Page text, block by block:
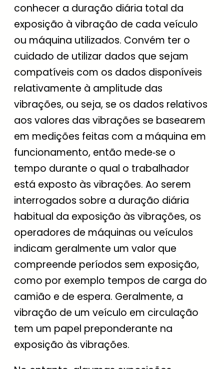
conhecer a duração diária total da
exposição à vibração de cada veículo
ou máquina utilizados. Convém ter o
cuidado de utilizar dados que sejam
compatíveis com os dados disponíveis
relativamente à amplitude das
vibrações, ou seja, se os dados relativos
aos valores das vibrações se basearem
em medições feitas com a máquina em
funcionamento, então mede‑se o
tempo durante o qual o trabalhador
está exposto às vibrações. Ao serem
interrogados sobre a duração diária
habitual da exposição às vibrações, os
operadores de máquinas ou veículos
indicam geralmente um valor que
compreende períodos sem exposição,
como por exemplo tempos de carga do
camião e de espera. Geralmente, a
vibração de um veículo em circulação
tem um papel preponderante na
exposição às vibrações.